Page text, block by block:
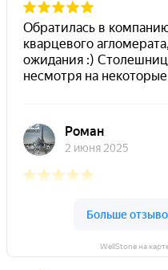
WellStone на